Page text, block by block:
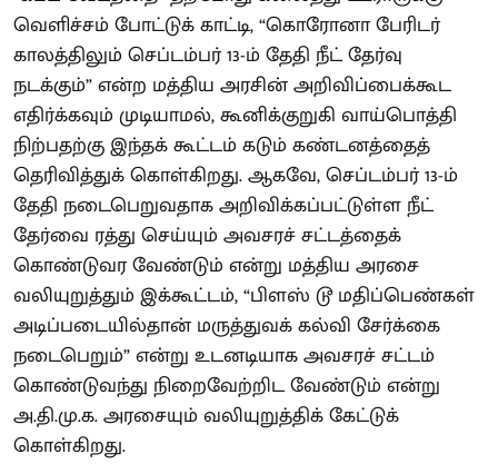
வெளிச்சம் போட்டுக் காட்டி, “கொரோனா பேரிடர்
காலத்திலும் செப்டம்பர் 13-ம் தேதி நீட் தேர்வு
நடக்கும்” என்ற மத்திய அரசின் அறிவிப்பைக்கூட
எதிர்க்கவும் முடியாமல், கூனிக்குறுகி வாய்பொத்தி
நிற்பதற்கு இந்தக் கூட்டம் கடும் கண்டனத்தைத்
தெரிவித்துக் கொள்கிறது. ஆகவே, செப்டம்பர் 13-ம்
தேதி நடைபெறுவதாக அறிவிக்கப்பட்டுள்ள நீட்
தேர்வை ரத்து செய்யும் அவசரச் சட்டத்தைக்
கொண்டுவர வேண்டும் என்று மத்திய அரசை
வலியுறுத்தும் இக்கூட்டம், “பிளஸ் டூ மதிப்பெண்கள்
அடிப்படையில்தான் மருத்துவக் கல்வி சேர்க்கை
நடைபெறும்” என்று உடனடியாக அவசரச் சட்டம்
கொண்டுவந்து நிறைவேற்றிட வேண்டும் என்று
அ.தி.மு.க. அரசையும் வலியுறுத்திக் கேட்டுக்
கொள்கிறது.